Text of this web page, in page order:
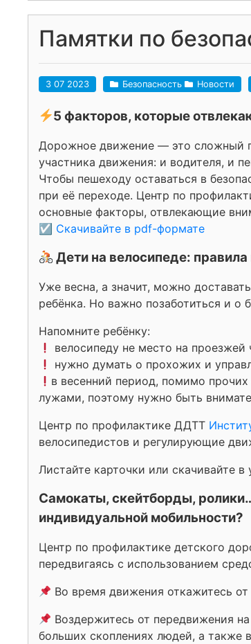
Памятки по
3 07 2023 Безопасность Новости
5 факторов, которые
Дорожное движение — это сложный
участника движения: и водителя, и
Чтобы пешеходу оставаться в
при её переходе. Центр по
основные факторы, отвлекающие
☑ Скачивайте в pdf-формате
Дети на велосипеде:
Уже весна, а значит, можно
ребёнка. Но важно позаботиться и о
Напомните ребёнку:
велосипеду не место на проезжей
нужно думать о прохожих и
в весенний период, помимо
лужами, поэтому нужно быть
Центр по профилактике ДДТТ
велосипедистов и регулирующие
Листайте карточки или скачивайте в
Самокаты, скейтборды,
индивидуальной мобильности?
Центр по профилактике детского
передвигаясь с использованием
Во время движения откажитесь
Воздержитесь от передвижения
больших скоплениях людей, а также